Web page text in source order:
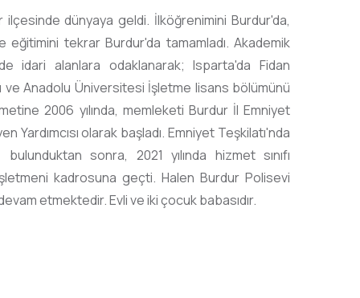
ilçesinde dünyaya geldi. İlköğrenimini Burdur'da,
eğitimini tekrar Burdur'da tamamladı. Akademik
idari alanlara odaklanarak; Isparta'da Fidan
Anadolu Üniversitesi İşletme lisans bölümünü
2006 yılında, memleketi Burdur İl Emniyet
Yardımcısı olarak başladı. Emniyet Teşkilatı'nda
sonra, 2021 yılında hizmet sınıfı
kadrosuna geçti. Halen Burdur Polisevi
etmektedir. Evli ve iki çocuk babasıdır.